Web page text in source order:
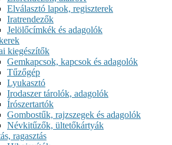
Elválasztó lapok, regiszterek
Iratrendezők
Jelölőcímkék és adagolók
kiegészítők
Gemkapcsok, kapcsok és adagolók
Tűzőgép
Lyukasztó
Irodaszer tárolók, adagolók
Írószertartók
Gombostűk, rajzszegek és adagolók
Névkitűzők, ültetőkártyák
ragasztás